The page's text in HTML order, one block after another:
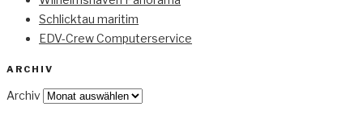
Schlicktau maritim
EDV-Crew Computerservice
ARCHIV
Archiv